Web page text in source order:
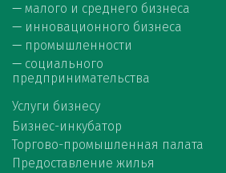
— малого и среднего бизнеса
— инновационного бизнеса
— промышленности
— социального
предпринимательства
Услуги бизнесу
Бизнес-инкубатор
Торгово-промышленная палата
Предоставление жилья